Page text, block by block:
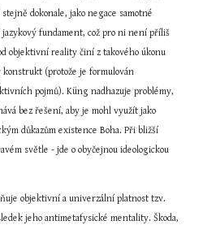
dokonale, jako negace samotné
fundament, což pro ni není příliš
objektivní reality činí z takového úkonu
(protože je formulován
pojmů). Küng nadhazuje problémy,
bez řešení, aby je mohl využít jako
důkazům existence Boha. Při bližší
světle - jde o obyčejnou ideologickou
objektivní a univerzální platnost tzv.
jeho antimetafysické mentality. Škoda,